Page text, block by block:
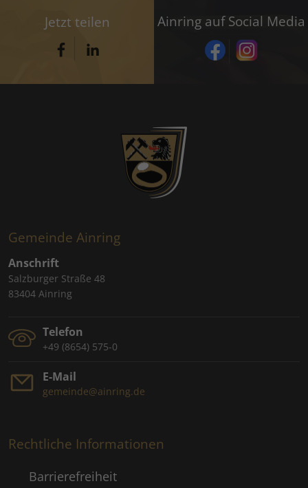
Jetzt teilen Ainring auf Social Media
Gemeinde Ainring
Anschrift
Salzburger Straße 48
83404 Ainring
Telefon
+49 (8654) 575-0
E-Mail
gemeinde@ainring.de
Rechtliche Informationen
Barrierefreiheit